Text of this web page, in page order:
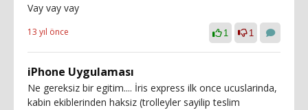
Vay vay vay
13 yıl önce 1 1
iPhone Uygulaması
Ne gereksiz bir egitim.... İris express ilk once ucuslarinda,
kabin ekiblerinden haksiz (trolleyler sayilip teslim